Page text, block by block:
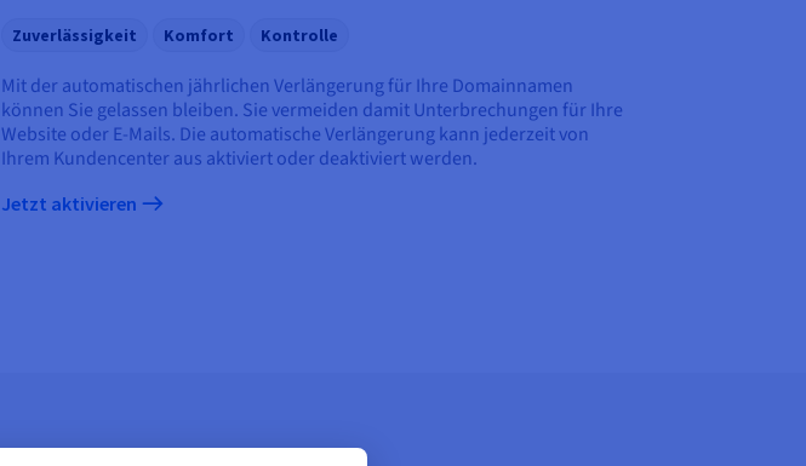
Zuverlässigkeit Komfort Kontrolle
Mit der automatischen jährlichen Verlängerung für Ihre Domainnamen
können Sie gelassen bleiben. Sie vermeiden damit Unterbrechungen für Ihre
Website oder E-Mails. Die automatische Verlängerung kann jederzeit von
Ihrem Kundencenter aus aktiviert oder deaktiviert werden.
Jetzt aktivieren